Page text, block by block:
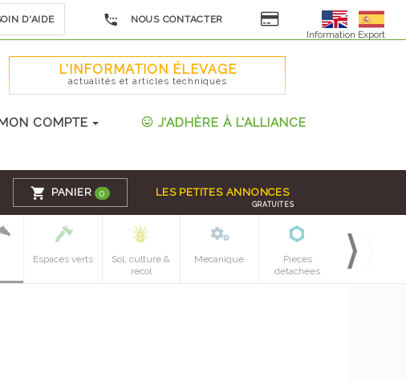
D'AIDE
NOUS CONTACTER
Information Export
L'INFORMATION ÉLEVAGE
actualités et articles techniques
COMPTE J'ADHÈRE À L'ALLIANCE
PANIER 0 LES PETITES ANNONCES
GRATUITES
Espaces verts
Sol, culture &
recol
Mecanique
Pieces
detachees